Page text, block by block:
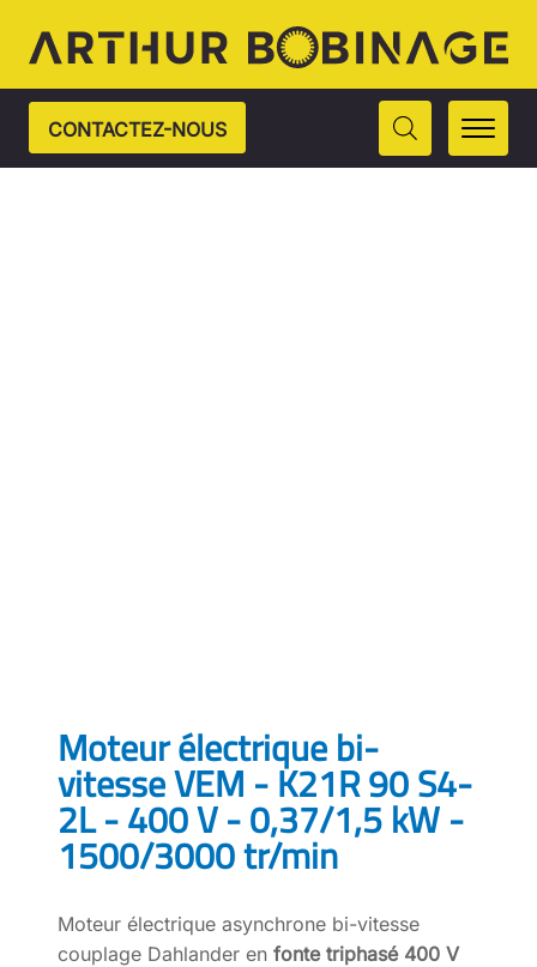
CONTACTEZ-NOUS
Moteur électrique bi-
vitesse VEM - K21R 90 S4-
2L - 400 V - 0,37/1,5 kW -
1500/3000 tr/min
Moteur électrique asynchrone bi-vitesse
couplage Dahlander en fonte triphasé 400 V